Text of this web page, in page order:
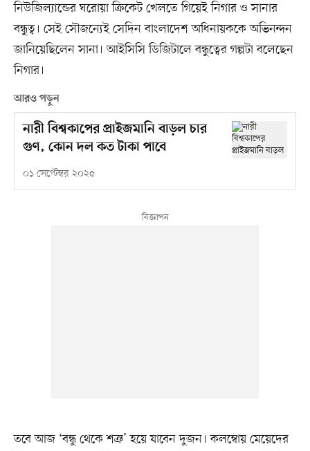
নিউজিল্যান্ডের ঘরোয়া ক্রিকেট খেলতে গিয়েই নিগার ও সানার
বন্ধুত্ব। সেই সৌজন্যেই সেদিন বাংলাদেশ অধিনায়ককে অভিনন্দন
জানিয়েছিলেন সানা। আইসিসি ডিজিটালে বন্ধুত্বের গল্পটা বলেছেন
নিগার।
আরও পড়ুন
নারী বিশ্বকাপের প্রাইজমানি বাড়ল চার
গুণ, কোন দল কত টাকা পাবে
০১ সেপ্টেম্বর ২০২৫
তবে আজ ‘বন্ধু থেকে শত্রু’ হয়ে যাবেন দুজন। কলম্বোয় মেয়েদের